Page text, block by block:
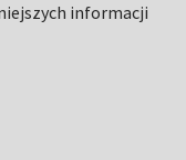
informacji